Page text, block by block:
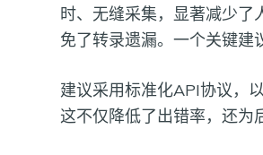
时、无缝采集，显著减少了
免了转录遗漏。一个关键建
建议采用标准化API协议，
这不仅降低了出错率，还为